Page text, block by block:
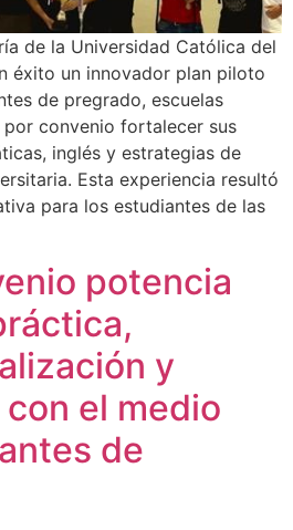
de la Universidad Católica del
éxito un innovador plan piloto
de pregrado, escuelas
convenio fortalecer sus
inglés y estrategias de
Esta experiencia resultó
para los estudiantes de las
potencia
y
el medio
de